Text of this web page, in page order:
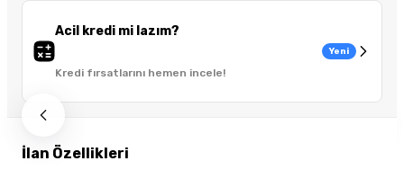
Acil kredi mi lazım?
Kredi fırsatlarını hemen incele!
Yeni
İlan Özellikleri